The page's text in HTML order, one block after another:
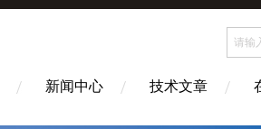
新闻中心 技术文章